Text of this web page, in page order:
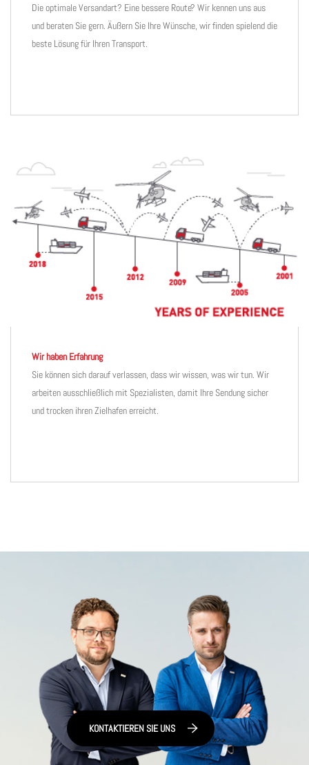
Die optimale Versandart? Eine bessere Route? Wir kennen uns aus
und beraten Sie gern. Äußern Sie Ihre Wünsche, wir finden spielend die
beste Lösung für Ihren Transport.
Wir haben Erfahrung
Sie können sich darauf verlassen, dass wir wissen, was wir tun. Wir
arbeiten ausschließlich mit Spezialisten, damit Ihre Sendung sicher
und trocken ihren Zielhafen erreicht.
KONTAKTIEREN SIE UNS